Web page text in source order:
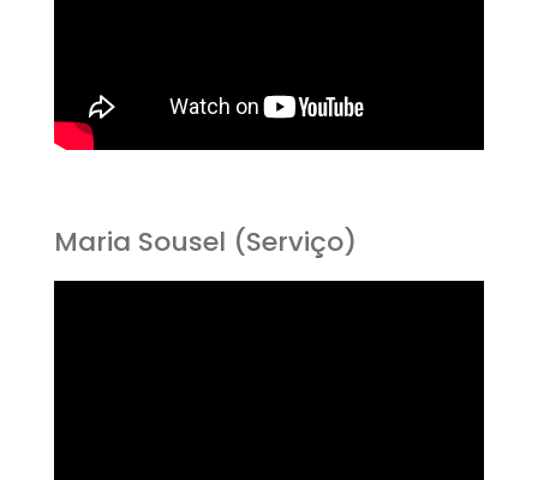
Maria Sousel (Serviço)